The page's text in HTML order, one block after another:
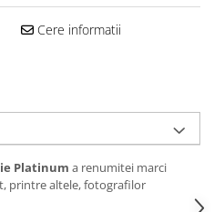
Cere informatii
Platinum a renumitei marci
printre altele, fotografilor